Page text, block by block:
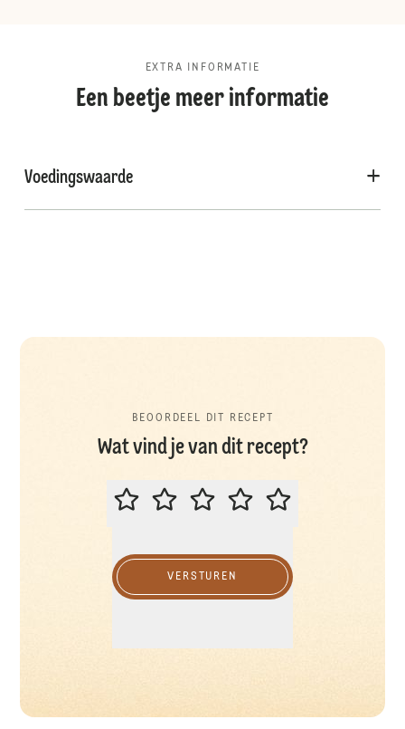
EXTRA INFORMATIE
Een beetje meer informatie
Voedingswaarde
BEOORDEEL DIT RECEPT
Wat vind je van dit recept?
BEOORDEEL DIT RECEPT
VERSTUREN